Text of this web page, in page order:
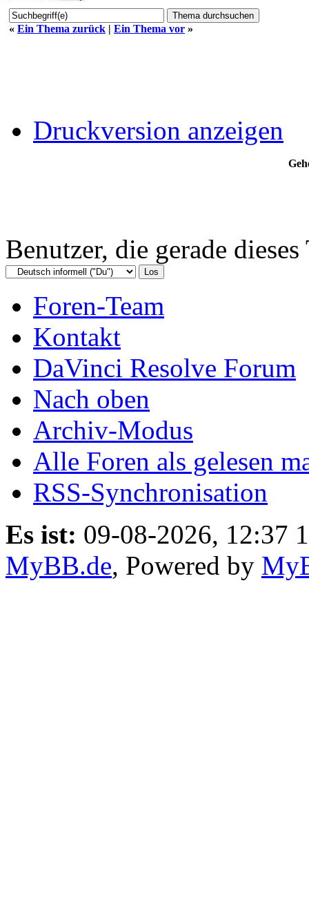
« Ein Thema zurück | Ein Thema vor »
Druckversion anzeigen
Benutzer, die gerade
Foren-Team
Kontakt
DaVinci Resolve Forum
Nach oben
Archiv-Modus
Alle Foren als gelesen
RSS-Synchronisation
Es ist: 09-08-2026, 12:37
MyBB.de, Powered by